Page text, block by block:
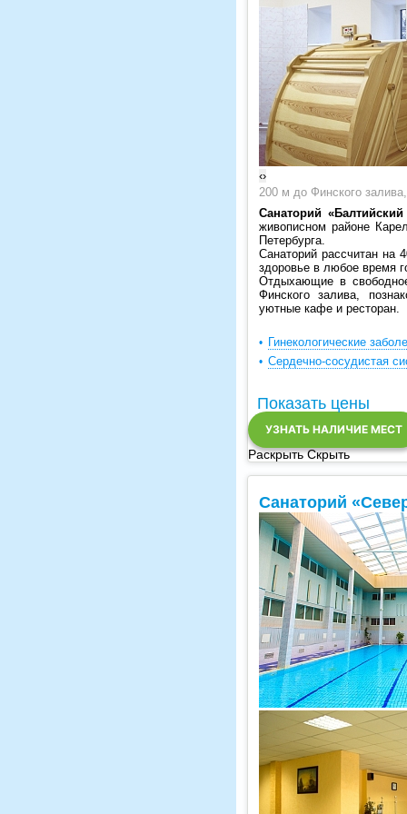
‹›
200 м до Финского
Санаторий «Балтийский
живописном районе
Петербурга.
Санаторий рассчитан на
здоровье в любое время
Отдыхающие в
Финского залива,
уютные кафе и ресторан.
Гинекологические
Сердечно-сосудистая
Показать цены
УЗНАТЬ НАЛИЧИЕ МЕСТ
Раскрыть Скрыть
Санаторий